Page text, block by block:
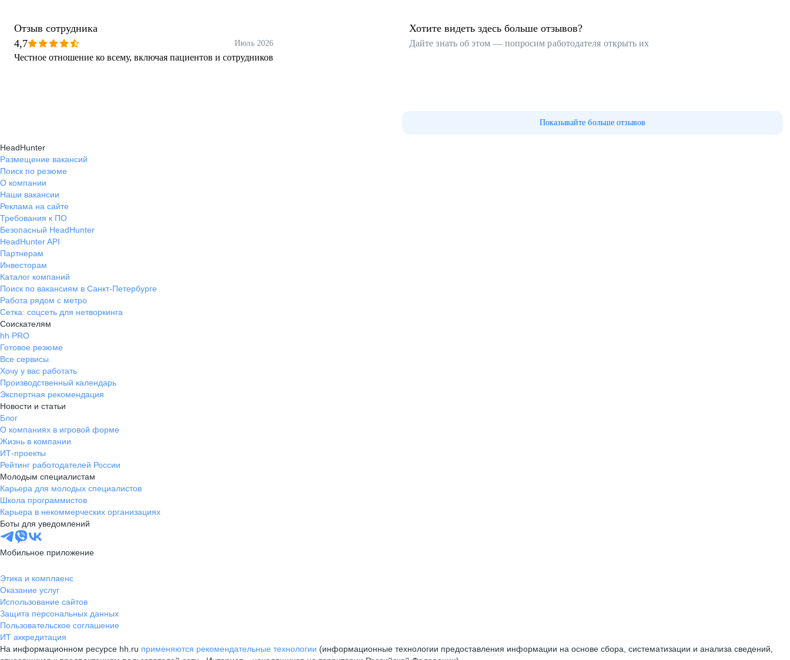
Отзыв сотрудника
4,7
Июль 2026
Честное отношение ко всему, включая пациентов и сотрудников
Хотите видеть здесь больше отзывов?
Дайте знать об этом — попросим работодателя открыть их
Показывайте больше отзывов
HeadHunter
Размещение вакансий
Поиск по резюме
О компании
Наши вакансии
Реклама на сайте
Требования к ПО
Безопасный HeadHunter
HeadHunter API
Партнерам
Инвесторам
Каталог компаний
Поиск по вакансиям в Санкт-Петербурге
Работа рядом с метро
Сетка: соцсеть для нетворкинга
Соискателям
hh PRO
Готовое резюме
Все сервисы
Хочу у вас работать
Производственный календарь
Экспертная рекомендация
Новости и статьи
Блог
О компаниях в игровой форме
Жизнь в компании
ИТ-проекты
Рейтинг работодателей России
Молодым специалистам
Карьера для молодых специалистов
Школа программистов
Карьера в некоммерческих организациях
Боты для уведомлений
Мобильное приложение
Этика и комплаенс
Оказание услуг
Использование сайтов
Защита персональных данных
Пользовательское соглашение
ИТ аккредитация
На информационном ресурсе hh.ru применяются рекомендательные технологии (информационные технологии предоставления информации на основе сбора, систематизации и анализа сведений,